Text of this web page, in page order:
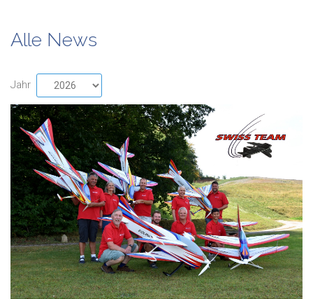
Alle News
Jahr